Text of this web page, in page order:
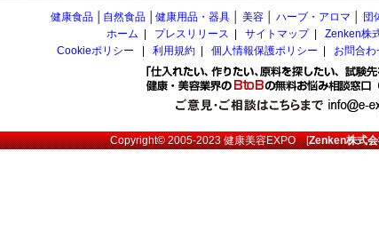
健康食品 自然食品 健康用品・器具 美容 ハーブ・アロマ 団
ホーム
プレスリリース サイトマップ| Zenken株
Cookieポリシー
利用規約 個人情報保護ポリシー お問合わ
Copyright© 2005-2023健康美容EXPO[Zenken株式